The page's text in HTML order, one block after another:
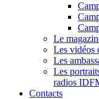
Le
Les vidéos
Les
Les
radios
Contacts